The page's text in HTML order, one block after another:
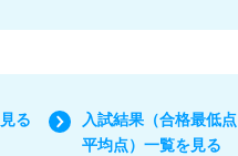
る
入試結果（合格最低
平均点）一覧を見る